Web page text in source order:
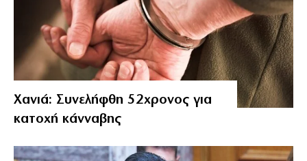
Χανιά: Συνελήφθη 52χρονος για
κατοχή κάνναβης